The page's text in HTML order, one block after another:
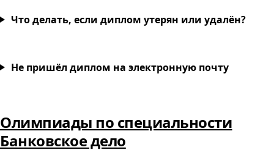
Что делать, если диплом утерян или удалён?
Не пришёл диплом на электронную почту
Олимпиады по специальности
Банковское дело